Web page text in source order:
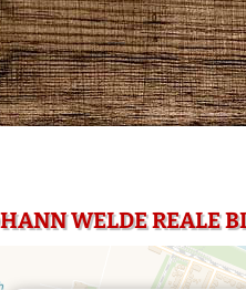
WELDE REALE